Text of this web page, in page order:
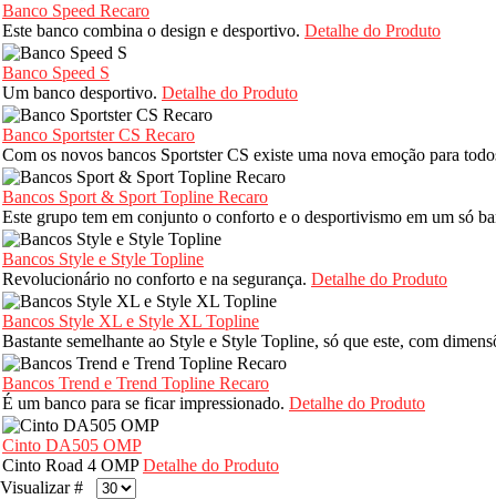
Banco Speed Recaro
Este banco combina o design e desportivo. Detalhe do Produto
Banco Speed S
Um banco desportivo. Detalhe do Produto
Banco Sportster CS Recaro
Com os novos bancos Sportster CS existe uma nova emoção para
Bancos Sport & Sport Topline Recaro
Este grupo tem em conjunto o conforto e o desportivismo em um só
Bancos Style e Style Topline
Revolucionário no conforto e na segurança. Detalhe do Produto
Bancos Style XL e Style XL Topline
Bastante semelhante ao Style e Style Topline, só que este, com
Bancos Trend e Trend Topline Recaro
É um banco para se ficar impressionado. Detalhe do Produto
Cinto DA505 OMP
Cinto Road 4 OMPDetalhe do Produto
Visualizar #